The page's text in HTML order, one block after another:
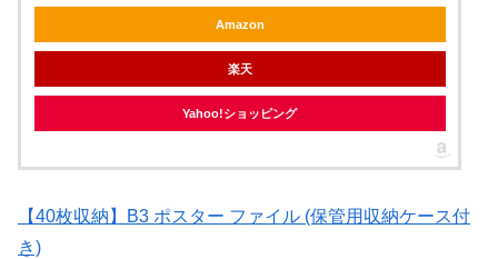
Amazon
楽天
Yahoo!ショッピング
【40枚収納】B3 ポスター ファイル (保管用収納ケース付
き)